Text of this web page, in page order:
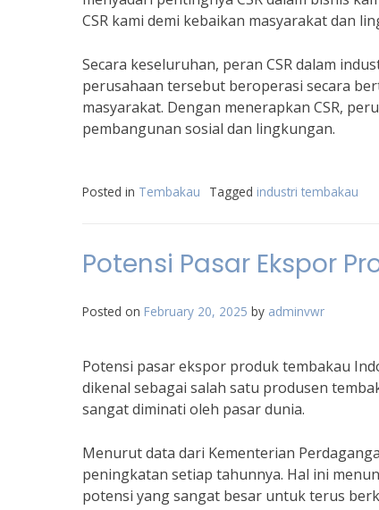
CSR kami demi kebaikan masyarakat dan
Secara keseluruhan, peran CSR dalam
perusahaan tersebut beroperasi secara
masyarakat. Dengan menerapkan CSR,
pembangunan sosial dan lingkungan.
Posted in Tembakau Tagged industri tembakau
Potensi Pasar Ekspor
Posted on February 20, 2025 by adminvwr
Potensi pasar ekspor produk tembakau
dikenal sebagai salah satu produsen
sangat diminati oleh pasar dunia.
Menurut data dari Kementerian
peningkatan setiap tahunnya. Hal ini
potensi yang sangat besar untuk terus